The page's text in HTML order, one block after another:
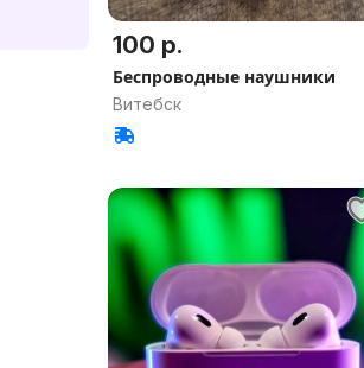
100 р.
Беспроводные наушники
Витебск